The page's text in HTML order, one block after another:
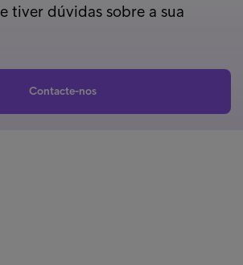
tiver dúvidas sobre a sua
Contacte-nos